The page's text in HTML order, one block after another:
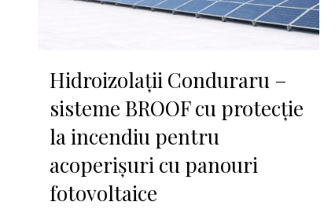
Hidroizolații Conduraru –
sisteme BROOF cu protecție
la incendiu pentru
acoperișuri cu panouri
fotovoltaice